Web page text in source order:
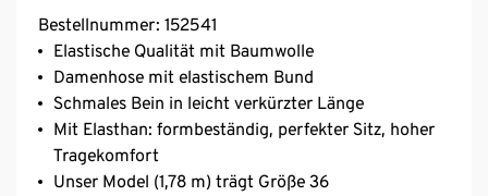
Bestellnummer: 152541
Elastische Qualität mit Baumwolle
Damenhose mit elastischem Bund
Schmales Bein in leicht verkürzter Länge
Mit Elasthan: formbeständig, perfekter Sitz, hoher
Tragekomfort
Unser Model (1,78 m) trägt Größe 36